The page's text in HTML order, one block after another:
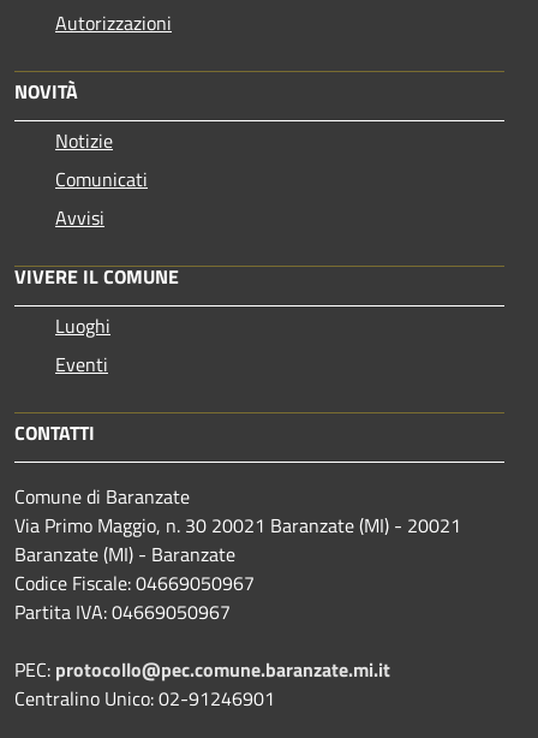
Autorizzazioni
NOVITÀ
Notizie
Comunicati
Avvisi
VIVERE IL COMUNE
Luoghi
Eventi
CONTATTI
Comune di Baranzate
Via Primo Maggio, n. 30 20021 Baranzate (MI) - 20021
Baranzate (MI) - Baranzate
Codice Fiscale: 04669050967
Partita IVA: 04669050967
PEC: protocollo@pec.comune.baranzate.mi.it
Centralino Unico: 02-91246901